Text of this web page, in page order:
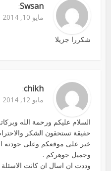
Swsan
:
مايو 10, 2014 الساعة 7:46 ص
شكررا جزيلا
chikh
:
مايو 12, 2014 الساعة 9:57 م
السلام عليكم ورحمة الله
حقيقة تستحقون الشكر
خير على موقعكم وعلى جودته
وجميل جوهركم .
وددت ان اسال ان كانت